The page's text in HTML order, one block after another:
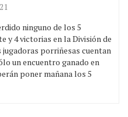
ninguno de los 5
y 4 victorias en la División de
porriñesas cuentan
un encuentro ganado en
poner mañana los 5